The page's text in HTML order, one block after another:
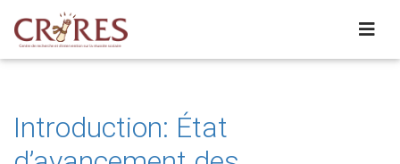
Introduction: État